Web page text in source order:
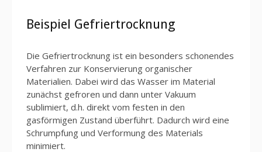
Beispiel Gefriertrocknung
Die Gefriertrocknung ist ein besonders schonendes
Verfahren zur Konservierung organischer
Materialien. Dabei wird das Wasser im Material
zunächst gefroren und dann unter Vakuum
sublimiert, d.h. direkt vom festen in den
gasförmigen Zustand überführt. Dadurch wird eine
Schrumpfung und Verformung des Materials
minimiert.